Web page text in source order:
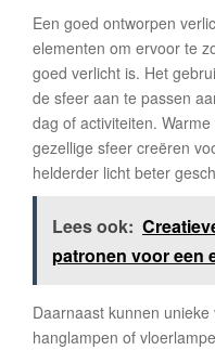
Een goed ontworpen
elementen om ervoor te
goed verlicht is. Het
de sfeer aan te passen
dag of activiteiten.
gezellige sfeer creëren
helderder licht beter
Lees ook:
patronen voor een
Daarnaast kunnen
hanglampen of